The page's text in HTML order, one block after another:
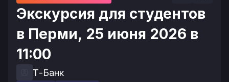
Экскурсия для студентов
в Перми, 25 июня 2026 в
11:00
Т-Банк